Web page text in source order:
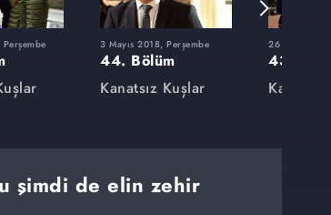
3 Mayıs 2018, Perşembe
44. Bölüm
Kanatsız Kuşlar
26 Nisan
43. Bölüm
Kanatsız
şimdi de elin zehir